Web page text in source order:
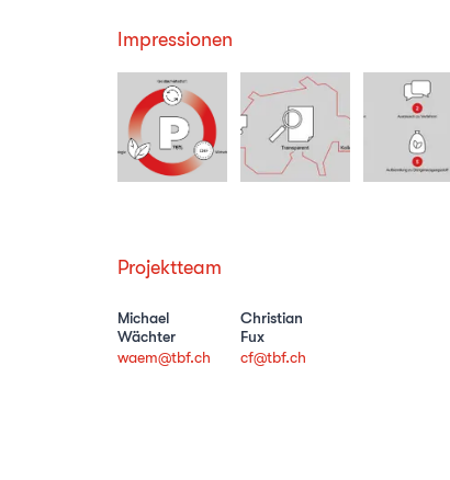
Impressionen
Projektteam
Michael
Wächter
waem@tbf.ch
Christian
Fux
cf@tbf.ch